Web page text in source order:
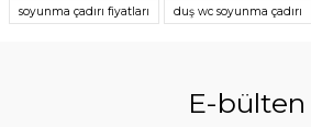
soyunma çadırı fiyatları duş wc soyunma çadırı
E-bülten